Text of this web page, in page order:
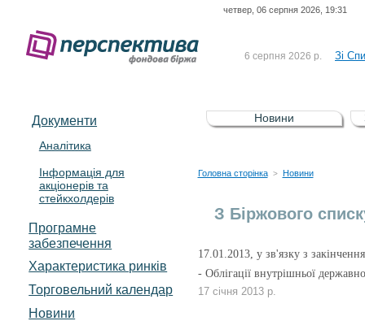
четвер, 06 серпня 2026, 19:31
6 серпня 2026 р. Зі
5 серпня 2026 р.
Зі
UA4000232607)
4 серпня 2026 р.
Документи
Аналітика
Інформація для
акціонерів та
стейкхолдерів
Програмне
забезпечення
Характеристика pинків
Торговельний календар
Новини
Новини
Головна сторінка > Новини
З Біржового
17.01.2013, у зв'язку з
- Облігації внутрішньої
17 січня 2013 р.